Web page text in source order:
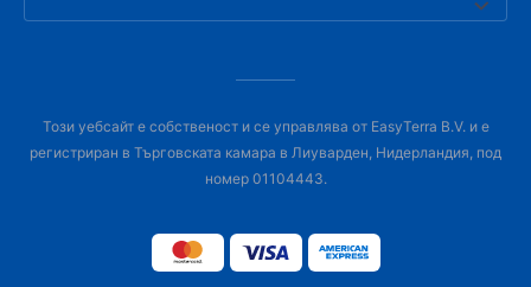
Този уебсайт е собственост и се управлява от EasyTerra B.V. и е
регистриран в Търговската камара в Лиуварден, Нидерландия, под
номер 01104443.